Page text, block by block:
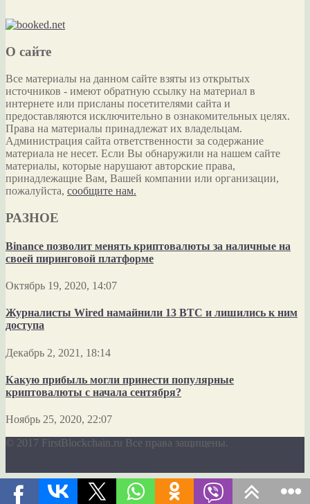
О сайте
Все материалы на данном сайте взяты из открытых
источников - имеют обратную ссылку на материал в
интернете или присланы посетителями сайта и
предоставляются исключительно в ознакомительных целях.
Права на материалы принадлежат их владельцам.
Администрация сайта ответственности за содержание
материала не несет. Если Вы обнаружили на нашем сайте
материалы, которые нарушают авторские права,
принадлежащие Вам, Вашей компании или организации,
пожалуйста, сообщите нам.
РАЗНОЕ
Binance позволит менять криптовалюты за наличные на
своей пиринговой платформе
Октябрь 19, 2020, 14:07
Журналисты Wired намайнили 13 BTC и лишились к ним
доступа
Декабрь 2, 2021, 18:14
Какую прибыль могли принести популярные
криптовалюты с начала сентября?
Ноябрь 25, 2020, 22:07
© 2017 FirstBlockchain.ru Все права защищены.